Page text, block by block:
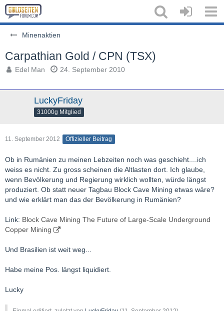
Minenaktien
Carpathian Gold / CPN (TSX)
Edel Man 24. September 2010
LuckyFriday
31000g Mitglied
11. September 2012 Offizieller Beitrag
Ob in Rumänien zu meinen Lebzeiten noch was geschieht....ich
weiss es nicht. Zu gross scheinen die Altlasten dort. Ich glaube,
wenn Bevölkerung und Regierung wirklich wollten, würde längst
produziert. Ob statt neuer Tagbau Block Cave Mining etwas wäre?
und wie erklärt man das der Bevölkerung in Rumänien?
Link: Block Cave Mining The Future of Large-Scale Underground
Copper Mining
Und Brasilien ist weit weg...
Habe meine Pos. längst liquidiert.
Lucky